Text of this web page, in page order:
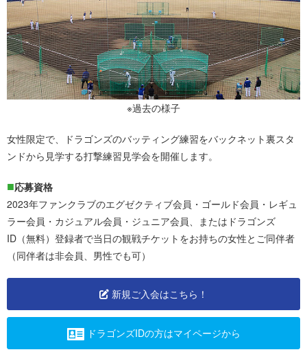
※過去の様子
女性限定で、ドラゴンズのバッティング練習をバックネット裏スタ
ンドから見学する打撃練習見学会を開催します。
応募資格
2023年ファンクラブのエグゼクティブ会員・ゴールド会員・レギュ
ラー会員・カジュアル会員・ジュニア会員、またはドラゴンズ
ID（無料）登録者で当日の観戦チケットをお持ちの女性とご同伴者
（同伴者は非会員、男性でも可）
新規ご入会はこちら！
ドラゴンズIDの方はマイページから